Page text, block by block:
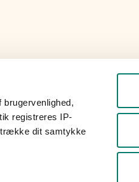
registreres IP-
dit samtykke